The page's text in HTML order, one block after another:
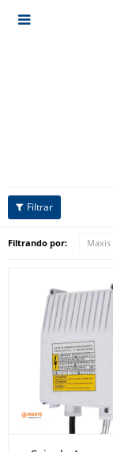

Filtrando por: Maxis